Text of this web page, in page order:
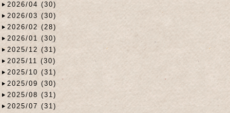
2026/04 (30)
2026/03 (30)
2026/02 (28)
2026/01 (30)
2025/12 (31)
2025/11 (30)
2025/10 (31)
2025/09 (30)
2025/08 (31)
2025/07 (31)